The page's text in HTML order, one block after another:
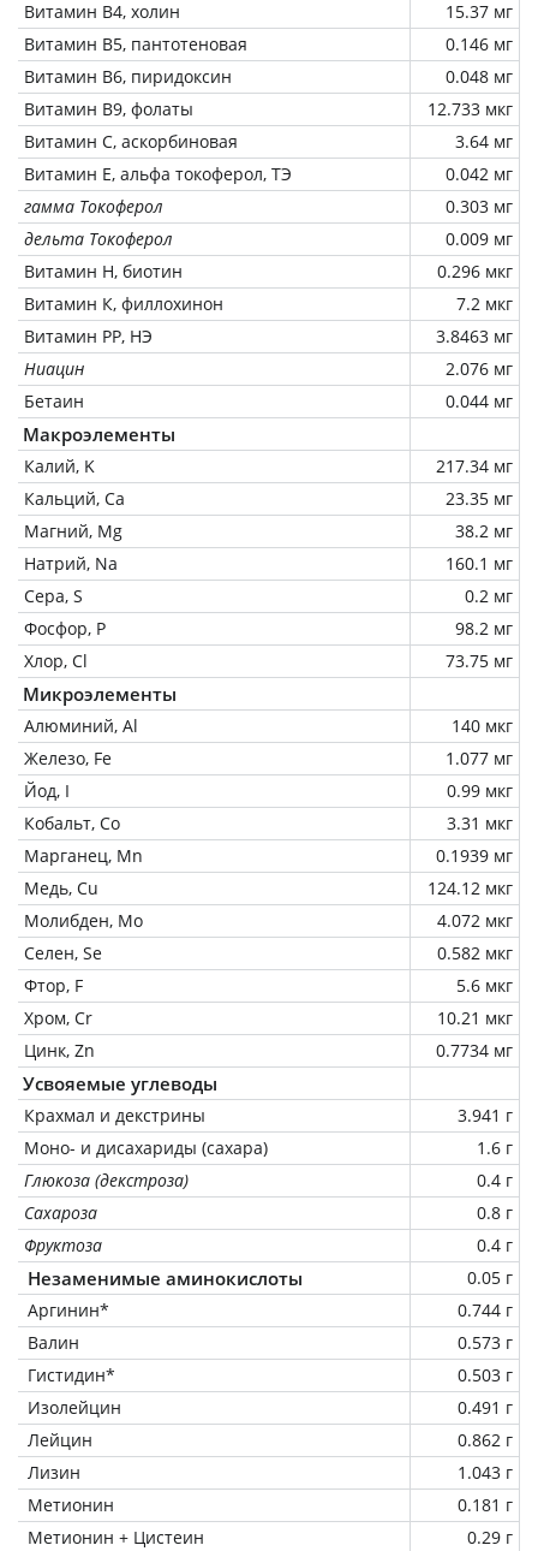
Витамин В4, холин
15.37 мг
Витамин В5, пантотеновая
0.146 мг
Витамин В6, пиридоксин
0.048 мг
Витамин В9, фолаты
12.733 мкг
Витамин C, аскорбиновая
3.64 мг
Витамин Е, альфа токоферол, ТЭ
0.042 мг
гамма Токоферол
0.303 мг
дельта Токоферол
0.009 мг
Витамин Н, биотин
0.296 мкг
Витамин К, филлохинон
7.2 мкг
Витамин РР, НЭ
3.8463 мг
Ниацин
2.076 мг
Бетаин
0.044 мг
Макроэлементы
Калий, K
217.34 мг
Кальций, Ca
23.35 мг
Магний, Mg
38.2 мг
Натрий, Na
160.1 мг
Сера, S
0.2 мг
Фосфор, P
98.2 мг
Хлор, Cl
73.75 мг
Микроэлементы
Алюминий, Al
140 мкг
Железо, Fe
1.077 мг
Йод, I
0.99 мкг
Кобальт, Co
3.31 мкг
Марганец, Mn
0.1939 мг
Медь, Cu
124.12 мкг
Молибден, Mo
4.072 мкг
Селен, Se
0.582 мкг
Фтор, F
5.6 мкг
Хром, Cr
10.21 мкг
Цинк, Zn
0.7734 мг
Усвояемые углеводы
Крахмал и декстрины
3.941 г
Моно- и дисахариды (сахара)
1.6 г
Глюкоза (декстроза)
0.4 г
Сахароза
0.8 г
Фруктоза
0.4 г
Незаменимые аминокислоты
0.05 г
Аргинин*
0.744 г
Валин
0.573 г
Гистидин*
0.503 г
Изолейцин
0.491 г
Лейцин
0.862 г
Лизин
1.043 г
Метионин
0.181 г
Метионин + Цистеин
0.29 г